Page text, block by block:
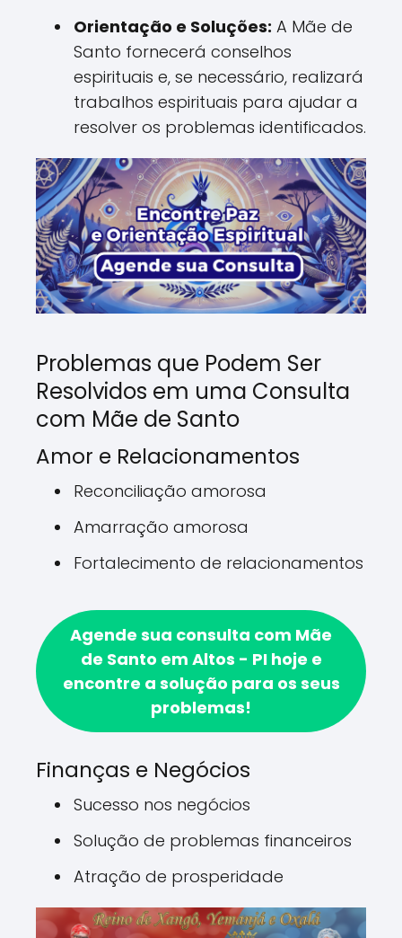
Orientação e Soluções: A Mãe de
Santo fornecerá conselhos
espirituais e, se necessário, realizará
trabalhos espirituais para ajudar a
resolver os problemas identificados.
Problemas que Podem Ser
Resolvidos em uma Consulta
com Mãe de Santo
Amor e Relacionamentos
Reconciliação amorosa
Amarração amorosa
Fortalecimento de relacionamentos
Agende sua consulta com Mãe
de Santo em Altos - PI hoje e
encontre a solução para os seus
problemas!
Finanças e Negócios
Sucesso nos negócios
Solução de problemas financeiros
Atração de prosperidade